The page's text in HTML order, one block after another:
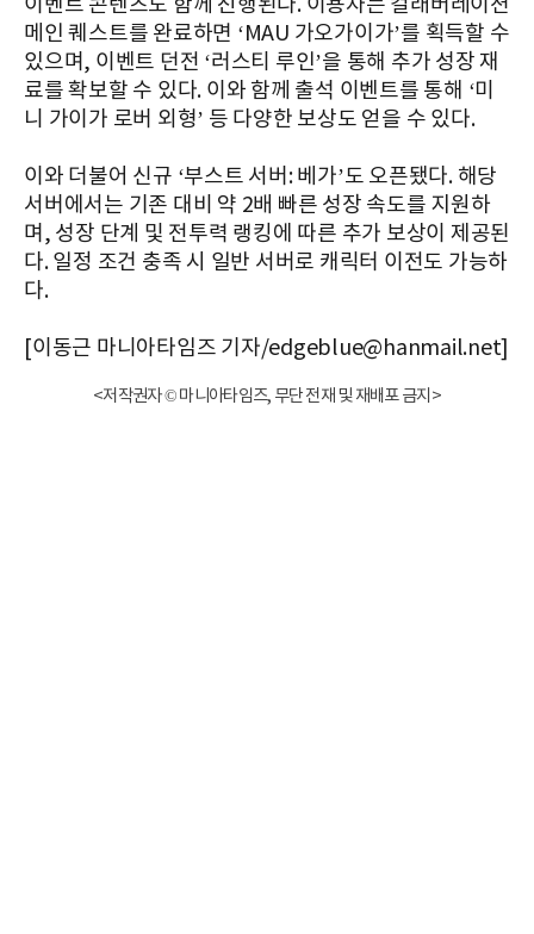
메인 퀘스트를 완료하면 ‘MAU 가오가이가’를 획득할 수
있으며, 이벤트 던전 ‘러스티 루인’을 통해 추가 성장 재
료를 확보할 수 있다. 이와 함께 출석 이벤트를 통해 ‘미
니 가이가 로버 외형’ 등 다양한 보상도 얻을 수 있다.
이와 더불어 신규 ‘부스트 서버: 베가’도 오픈됐다. 해당
서버에서는 기존 대비 약 2배 빠른 성장 속도를 지원하
며, 성장 단계 및 전투력 랭킹에 따른 추가 보상이 제공된
다. 일정 조건 충족 시 일반 서버로 캐릭터 이전도 가능하
다.
[이동근 마니아타임즈 기자/edgeblue@hanmail.net]
<저작권자 © 마니아타임즈, 무단 전재 및 재배포 금지>